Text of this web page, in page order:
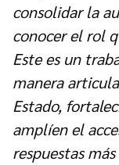
consolidar la
conocer el rol
Este es un
manera
Estado,
amplíen el
respuestas